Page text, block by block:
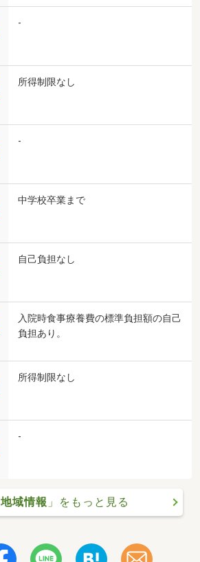
-
所得制限なし
-
中学校卒業まで
自己負担なし
入院時食事療養費の標準負担額の自己
負担あり。
所得制限なし
-
地域情報 」をもっと見る